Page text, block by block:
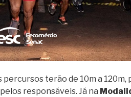
percursos terão de 10m a 120m,
responsáveis. Já na